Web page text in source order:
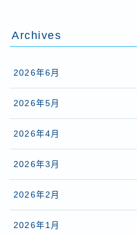
Archives
2026年6月
2026年5月
2026年4月
2026年3月
2026年2月
2026年1月